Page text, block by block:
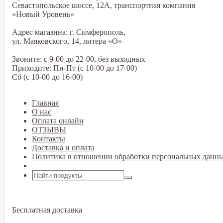
Севастопольское шоссе, 12А, транспортная компания
«Новый Уровень»
Адрес магазина: г. Симферополь,
ул. Маяковского, 14, литера «О»
Звоните: с 9-00 до 22-00, без выходных
Приходите: Пн-Пт (с 10-00 до 17-00)
Сб (с 10-00 до 16-00)
Главная
О нас
Оплата онлайн
ОТЗЫВЫ
Контакты
Доставка и оплата
Политика в отношении обработки персональных
Бесплатная доставка